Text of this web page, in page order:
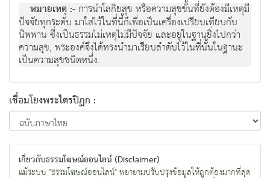
หมายเหตุ :- การนำโลกิยสุข หรือความสุขขั้นที่ยังต้องมีเหตุมี
ปัจจัยทุกระดับ มาใส่ไว้ในที่นี้ก็เพื่อเป็นเครื่องเปรียบเทียบกับ
นิพพาน ซึ่งเป็นธรรมไม่เหตุไม่มีปัจจัย และอยู่ในฐานยิ่งไปกว่า
ความสุข, พระองค์จึงได้ทรงนำมาเรียบลำดับไว้ในที่นั้นในฐานะ
เป็นความสุขชนิดหนึ่ง.
เชื่อมโยงพระไตรปิฏก :
เกี่ยวกับธรรมโฆษณ์ออนไลน์ (Disclaimer)
แม้ระบบ "ธรรมโฆษณ์ออนไลน์" พยายามปรับปรุงข้อมูลให้ถูกต้องมากที่สุด